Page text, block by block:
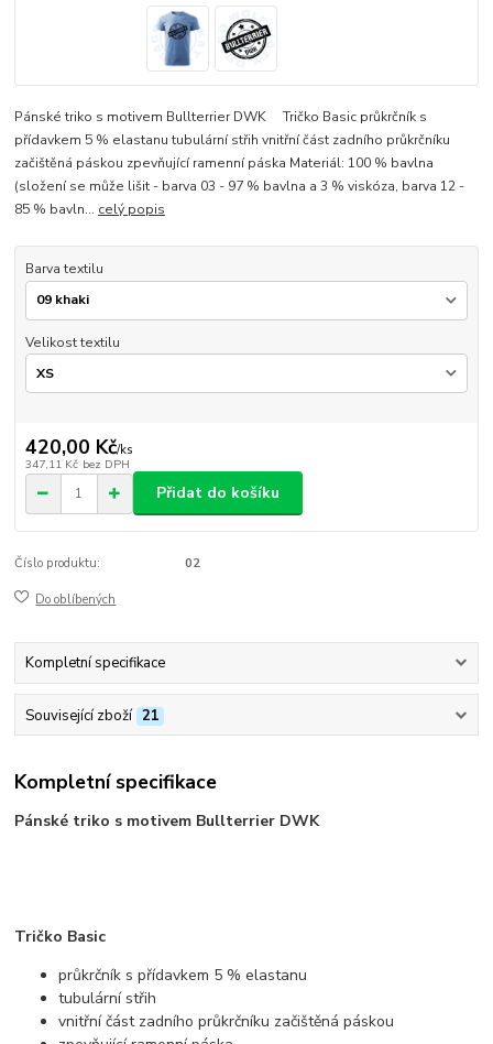
Pánské triko s motivem Bullterrier DWK Tričko Basic průkrčník s
přídavkem 5 % elastanu tubulární střih vnitřní část zadního průkrčníku
začištěná páskou zpevňující ramenní páska Materiál: 100 % bavlna
(složení se může lišit - barva 03 - 97 % bavlna a 3 % viskóza, barva 12 -
85 % bavln... celý popis
Barva textilu
Velikost textilu
420,00 Kč/ks
347,11 Kč bez DPH
Přidat do košíku
Číslo produktu: 02
Do oblíbených
Kompletní specifikace
Související zboží 21
Kompletní specifikace
Pánské triko s motivem Bullterrier DWK
Tričko Basic
průkrčník s přídavkem 5 % elastanu
tubulární střih
vnitřní část zadního průkrčníku začištěná páskou